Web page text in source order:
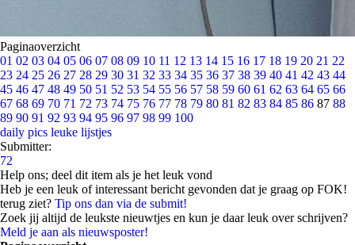
Paginaoverzicht
01 02 03 04 05 06 07 08 09 10 11 12 13 14 15 16 17 18 19 20 21 22
23 24 25 26 27 28 29 30 31 32 33 34 35 36 37 38 39 40 41 42 43 44
45 46 47 48 49 50 51 52 53 54 55 56 57 58 59 60 61 62 63 64 65 66
67 68 69 70 71 72 73 74 75 76 77 78 79 80 81 82 83 84 85 86 87 88
89 90 91 92 93 94 95 96 97 98 99 100
daily pics leuke lijstjes
Submitter:
72
Help ons; deel dit item als je het leuk vond
Heb je een leuk of interessant bericht gevonden dat je graag op FOK!
terug ziet? Tip ons dan via de submit!
Zoek jij altijd de leukste nieuwtjes en kun je daar leuk over schrijven?
Meld je aan als nieuwsposter!